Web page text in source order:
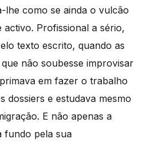
lhe como se ainda o vulcão
activo. Profissional a sério,
texto escrito, quando as
não soubesse improvisar
em fazer o trabalho
dossiers e estudava mesmo
E não apenas a
fundo pela sua